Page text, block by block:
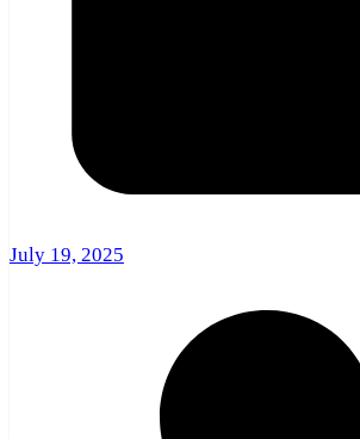
July 19, 2025